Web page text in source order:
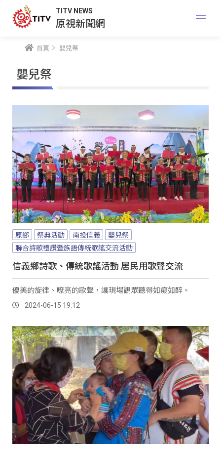
TITV NEWS
原視新聞網
首頁 嬰兒祭
嬰兒祭
原鄉 祭典活動 南投信義
嬰兒祭
聯合詩歌禮讚暨族語傳統歌謠交流活動
信義鄉詩歌、傳統歌謠活動 居民用歌聲交流
優美的旋律、嘹亮的歌聲，讓現場觀眾聽得如癡如醉。
2024-06-15 19:12